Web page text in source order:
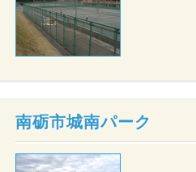
南砺市城南パーク